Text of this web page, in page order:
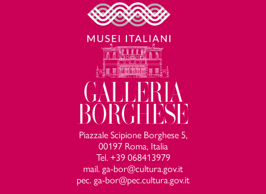
Piazzale Scipione Borghese 5,
00197 Roma, Italia
Tel. +39 068413979
mail. ga-bor@cultura.gov.it
pec. ga-bor@pec.cultura.gov.it